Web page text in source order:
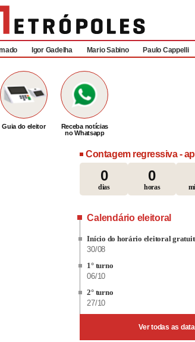
Igor Gadelha Mario Sabino Paulo Cappelli
Guia do eleitor
Receba notícias
no Whatsapp
Contagem regressiva -
0
dias
0
horas
Calendário eleitoral
Início do horário eleitoral
30/08
1° turno
06/10
2° turno
27/10
Ver todas as